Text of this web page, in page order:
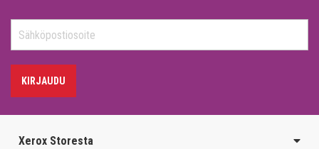
KIRJAUDU
Xerox Storesta